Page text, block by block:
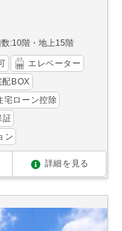
数:10階・地上15階
エレベーター
配BOX
宅ローン控除
証
ン
詳細を見る